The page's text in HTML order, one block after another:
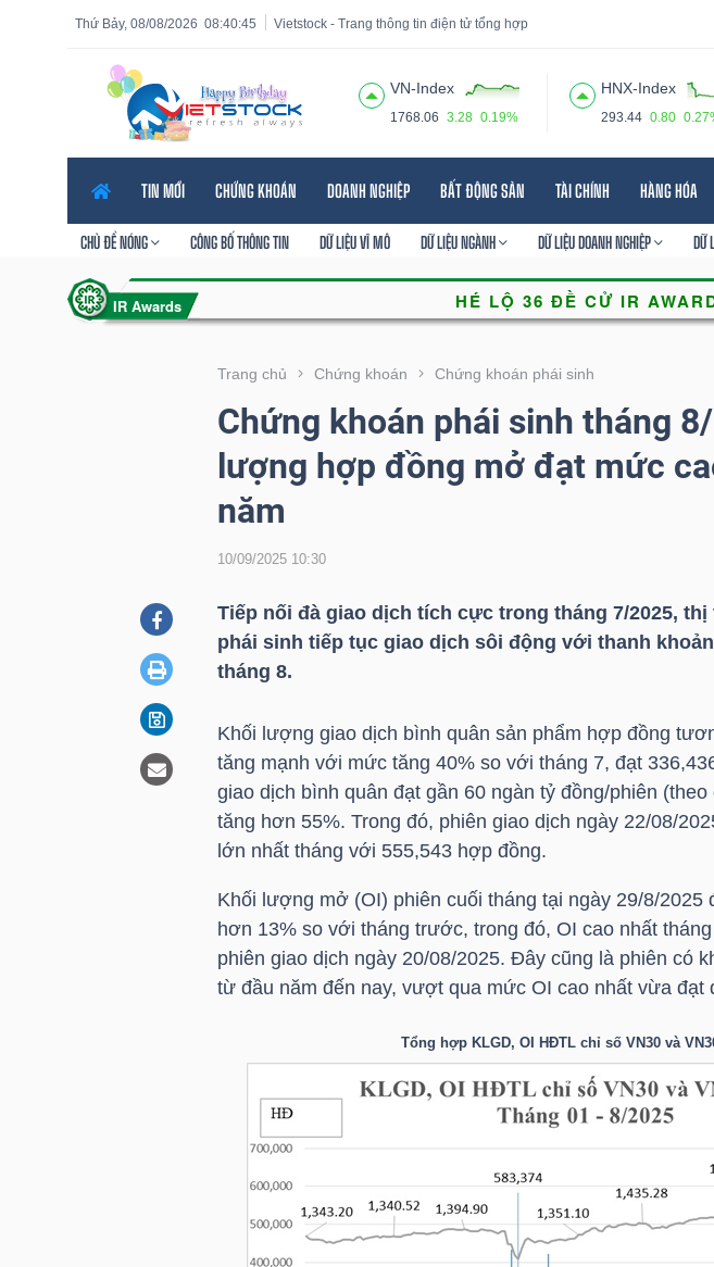
08:40:47
Thứ Bảy, 08/08/2026 Vietstock - Trang thông tin điện tử tổng hợp
VN-Index
1768.06 3.28 0.19%
HNX-Index
293.44 0.80
TIN MỚI CHỨNG KHOÁN DOANH NGHIỆP BẤT ĐỘNG SẢN TÀI CHÍNH HÀNG HÓA
CHỦ ĐỀ NÓNG CÔNG BỐ THÔNG TIN DỮ LIỆU VĨ MÔ DỮ LIỆU NGÀNH DỮ LIỆU DOANH NGHIỆP DỮ
Trang chủ Chứng khoán Chứng khoán phái sinh
Chứng khoán phái sinh tháng
lượng hợp đồng mở đạt mức
năm
10/09/2025 10:30
Tiếp nối đà giao dịch tích cực trong tháng 7/2025,
phái sinh tiếp tục giao dịch sôi động với thanh
tháng 8.
Khối lượng giao dịch bình quân sản phẩm hợp đồng
tăng mạnh với mức tăng 40% so với tháng 7, đạt
giao dịch bình quân đạt gần 60 ngàn tỷ đồng/phiên
tăng hơn 55%. Trong đó, phiên giao dịch ngày 22/08/
lớn nhất tháng với 555,543 hợp đồng.
Khối lượng mở (OI) phiên cuối tháng tại ngày 29/8/2025
hơn 13% so với tháng trước, trong đó, OI cao nhất
phiên giao dịch ngày 20/08/2025. Đây cũng là phiên có
từ đầu năm đến nay, vượt qua mức OI cao nhất vừa đạt
Tổng hợp KLGD, OI HĐTL chỉ số VN30và
Tính năng
năng
VIETSTOCK